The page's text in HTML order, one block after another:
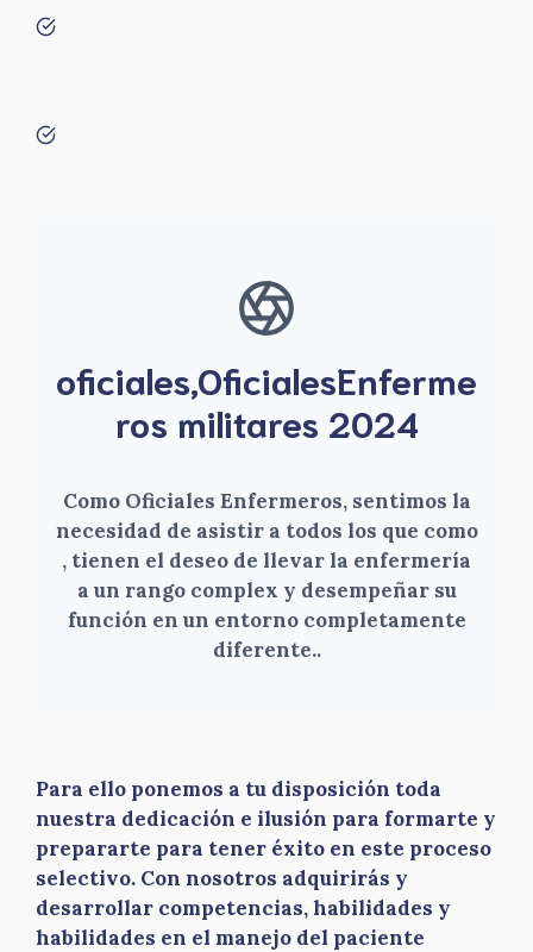
oficiales,OficialesEnferme
ros militares 2024
Como Oficiales Enfermeros, sentimos la
necesidad de asistir a todos los que como
, tienen el deseo de llevar la enfermería
a un rango complex y desempeñar su
función en un entorno completamente
diferente..
Para ello ponemos a tu disposición toda
nuestra dedicación e ilusión para formarte y
prepararte para tener éxito en este proceso
selectivo. Con nosotros adquirirás y
desarrollar competencias, habilidades y
habilidades en el manejo del paciente